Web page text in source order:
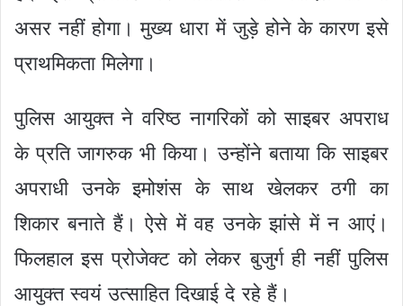
असर नहीं होगा। मुख्य धारा में जुड़े होने के कारण इसे
प्राथमिकता मिलेगा।
पुलिस आयुक्त ने वरिष्ठ नागरिकों को साइबर अपराध
के प्रति जागरुक भी किया। उन्होंने बताया कि साइबर
अपराधी उनके इमोशंस के साथ खेलकर ठगी का
शिकार बनाते हैं। ऐसे में वह उनके झांसे में न आएं।
फिलहाल इस प्रोजेक्ट को लेकर बुजुर्ग ही नहीं पुलिस
आयुक्त स्वयं उत्साहित दिखाई दे रहे हैं।